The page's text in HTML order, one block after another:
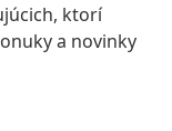
ktorí
a novinky